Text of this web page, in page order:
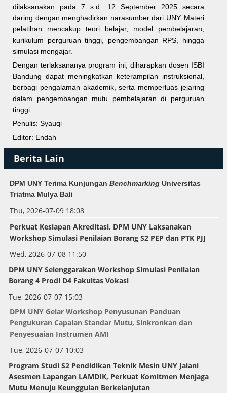
dilaksanakan pada 7 s.d. 12 September 2025 secara
daring dengan menghadirkan narasumber dari UNY. Materi
pelatihan mencakup teori belajar, model pembelajaran,
kurikulum perguruan tinggi, pengembangan RPS, hingga
simulasi mengajar.
Dengan terlaksananya program ini, diharapkan dosen ISBI
Bandung dapat meningkatkan keterampilan instruksional,
berbagi pengalaman akademik, serta memperluas jejaring
dalam pengembangan mutu pembelajaran di perguruan
tinggi.
Penulis: Syauqi
Editor: Endah
Berita Lain
DPM UNY Terima Kunjungan Benchmarking Universitas
Triatma Mulya Bali
Thu, 2026-07-09 18:08
Perkuat Kesiapan Akreditasi, DPM UNY Laksanakan
Workshop Simulasi Penilaian Borang S2 PEP dan PTK PJJ
Wed, 2026-07-08 11:50
DPM UNY Selenggarakan WorkshopSimulasi Penilaian
Borang 4 Prodi D4 Fakultas Vokasi
Tue, 2026-07-07 15:03
DPM UNY Gelar Workshop Penyusunan Panduan
Pengukuran Capaian Standar Mutu, Sinkronkan dan
Penyesuaian Instrumen AMI
Tue, 2026-07-07 10:03
Program Studi S2 Pendidikan Teknik Mesin UNY Jalani
Asesmen Lapangan LAMDIK, Perkuat Komitmen Menjaga
Mutu Menuju Keunggulan Berkelanjutan